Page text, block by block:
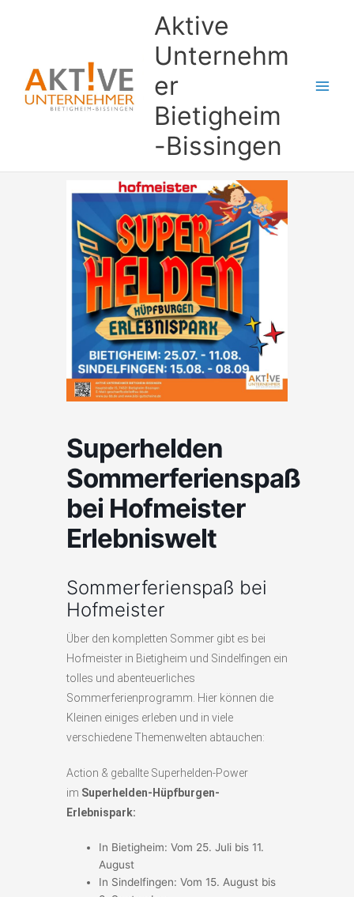
Aktive
Unternehm
er
Bietigheim
-Bissingen
Superhelden
Sommerferienspaß
bei Hofmeister
Erlebniswelt
Sommerferienspaß bei
Hofmeister
Über den kompletten Sommer gibt es bei
Hofmeister in Bietigheim und Sindelfingen ein
tolles und abenteuerliches
Sommerferienprogramm. Hier können die
Kleinen einiges erleben und in viele
verschiedene Themenwelten abtauchen:
Action & geballte Superhelden-Power
im Superhelden-Hüpfburgen-
Erlebnispark:
In Bietigheim: Vom 25. Juli bis 11.
August
In Sindelfingen: Vom 15. August bis